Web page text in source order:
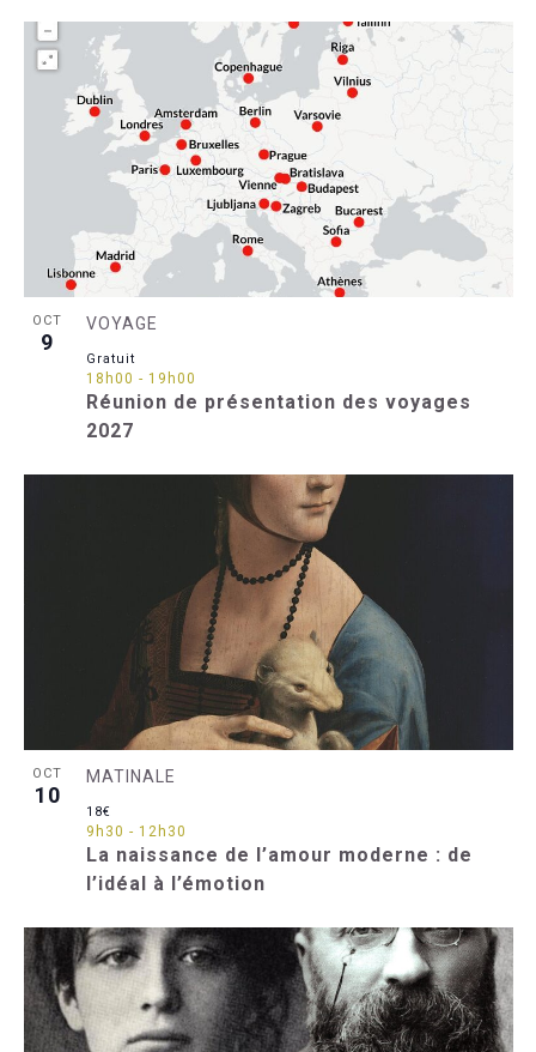
OCT
9
Réunion de présentation des voyages
2027
VOYAGE
18h00 - 19h00
Gratuit
OCT
10
La naissance de l’amour moderne : de
l’idéal à l’émotion
MATINALE
9h30 - 12h30
18€